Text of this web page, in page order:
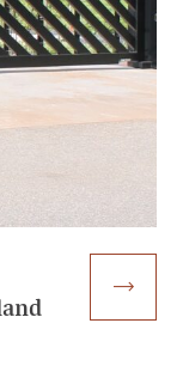
trending_flat